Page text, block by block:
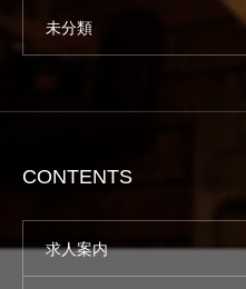
未分類
CONTENTS
求人案内